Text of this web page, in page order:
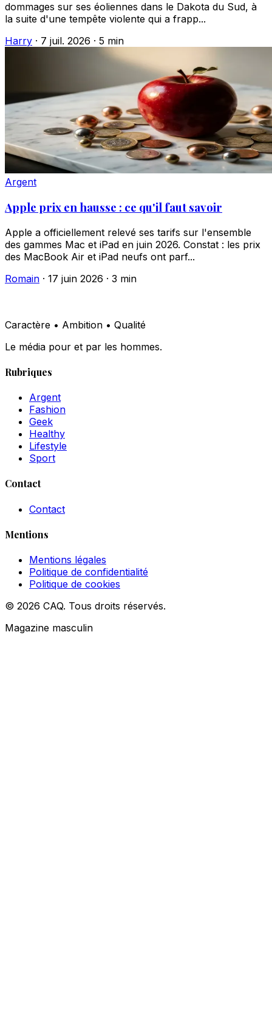
dommages sur ses éoliennes dans le Dakota du Sud, à
la suite d'une tempête violente qui a frapp...
Harry · 7 juil. 2026 · 5 min
Argent
Apple prix en hausse : ce qu'il faut savoir
Apple a officiellement relevé ses tarifs sur l'ensemble
des gammes Mac et iPad en juin 2026. Constat : les prix
des MacBook Air et iPad neufs ont parf...
Romain · 17 juin 2026 · 3 min
Caractère • Ambition • Qualité
Le média pour et par les hommes.
Rubriques
Argent
Fashion
Geek
Healthy
Lifestyle
Sport
Contact
Contact
Mentions
Mentions légales
Politique de confidentialité
Politique de cookies
© 2026 CAQ. Tous droits réservés.
Magazine masculin